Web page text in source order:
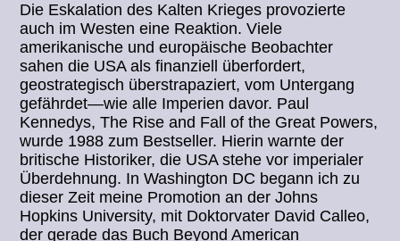
Die Eskalation des Kalten Krieges provozierte
auch im Westen eine Reaktion. Viele
amerikanische und europäische Beobachter
sahen die USA als finanziell überfordert,
geostrategisch überstrapaziert, vom Untergang
gefährdet—wie alle Imperien davor. Paul
Kennedys, The Rise and Fall of the Great Powers,
wurde 1988 zum Bestseller. Hierin warnte der
britische Historiker, die USA stehe vor imperialer
Überdehnung. In Washington DC begann ich zu
dieser Zeit meine Promotion an der Johns
Hopkins University, mit Doktorvater David Calleo,
der gerade das Buch Beyond American